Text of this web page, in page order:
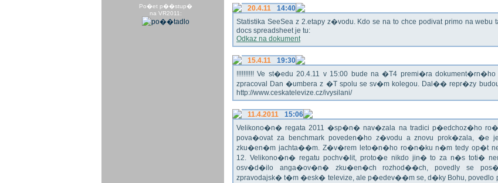
Po�et p��stup�
na VR2011:
20.4.11
14:40
Statistika SeeSea z 2.etapy z�vodu. Kdo se na to chce podivat primo na webu
docs spreadsheet je tu:
Odkaz na dokument
15.4.11
19:30
!!!!!!!!!! Ve st�edu 20.4.11 v 15:00 bude na �T4 premi�ra
zpracoval Dan �umbera z �T spolu se sv�m kolegou. Dal�� repr�zy
http://www.ceskatelevize.cz/ivysilani/
11.4.2011
15:06
Velikono�n� regata 2011 �sp�n� nav�zala na tradici p�edchoz�ho
pova�ovat za benchmark poveden�ho z�vodu a znovu prok�zala, �e
zku�en�m jachta��m. Z�v�rem leto�n�ho ro�n�ku n�m tedy op�t
12. Velikono�n� regatu pochv�lit, proto�e nikdo jin� to za n�s toti�
osv�d�ilo anga�ov�n� zku�en�ch rozhod��ch, povedly se
zpravodajsk� t�m �esk� televize, ale p�edev��m se, d�ky Bohu,